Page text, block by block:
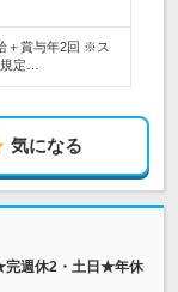
＋賞与年2回 ※ス
定…
気になる
完週休2・土日★年休